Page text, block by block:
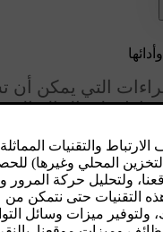
التي يمكن أن
على الحالة
أن تؤدي إلى تلف
تجنّبها.